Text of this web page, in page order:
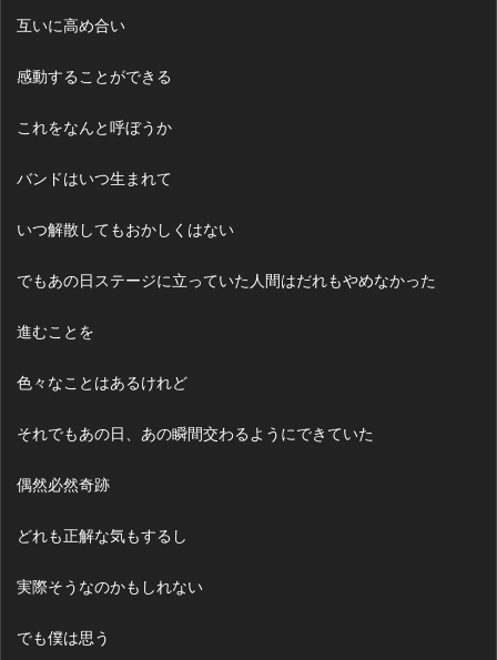
互いに高め合い
感動することができる
これをなんと呼ぼうか
バンドはいつ生まれて
いつ解散してもおかしくはない
でもあの日ステージに立っていた人間はだれもやめなかった
進むことを
色々なことはあるけれど
それでもあの日、あの瞬間交わるようにできていた
偶然必然奇跡
どれも正解な気もするし
実際そうなのかもしれない
でも僕は思う